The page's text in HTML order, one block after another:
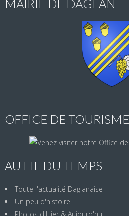
MAIRIE DE DAGLAN
OFFICE DE TOURISME
AU FIL DU TEMPS
Toute l'actualité Daglanaise
Un peu d'histoire
Photos d'Hier & Aujourd'hui